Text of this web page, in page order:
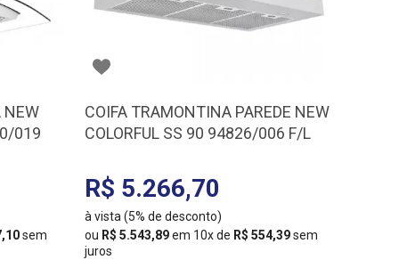
NEW
019
sem
COIFA TRAMONTINA PAREDE NEW
COLORFUL SS 90 94826/006 F/L
R$ 5.266,70
à vista (5% de desconto)
ou R$ 5.543,89em 10x de R$ 554,39sem
juros